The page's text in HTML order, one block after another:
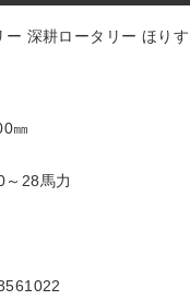
ー 深耕ロータリー ほり
㎜
～28馬力